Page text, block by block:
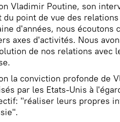
Vladimir Poutine, son
du point de vue des
d'années, nous écoutons
axes d'activités. Nous
de nos relations avec
la conviction profonde de
par les Etats-Unis à
"réaliser leurs propres